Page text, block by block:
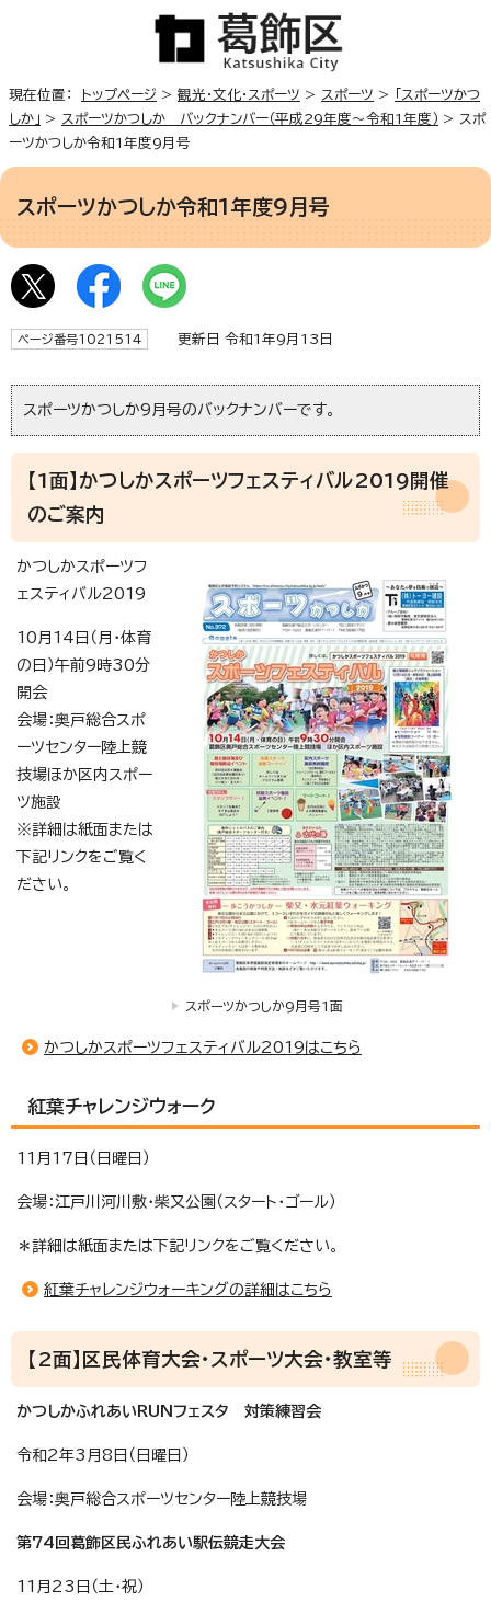
現在位置： トップページ > 観光・文化・スポーツ > スポーツ > 「スポーツかつ
しか」 > スポーツかつしか バックナンバー（平成29年度～令和1年度） > スポ
ーツかつしか令和1年度9月号
スポーツかつしか令和1年度9月号
ページ番号1021514 更新日 令和1年9月13日
スポーツかつしか9月号のバックナンバーです。
【1面】かつしかスポーツフェスティバル2019開催
のご案内
スポーツかつしか9月号1面
かつしかスポーツフ
ェスティバル2019
10月14日（月・体育
の日）午前9時30分
開会
会場：奥戸総合スポ
ーツセンター陸上競
技場ほか区内スポー
ツ施設
※詳細は紙面または
下記リンクをご覧く
ださい。
かつしかスポーツフェスティバル2019はこちら
紅葉チャレンジウォーク
11月17日（日曜日）
会場：江戸川河川敷・柴又公園（スタート・ゴール）
＊詳細は紙面または下記リンクをご覧ください。
紅葉チャレンジウォーキングの詳細はこちら
【2面】区民体育大会・スポーツ大会・教室等
かつしかふれあいRUNフェスタ 対策練習会
令和2年3月8日（日曜日）
会場：奥戸総合スポーツセンター陸上競技場
第74回葛飾区民ふれあい駅伝競走大会
11月23日（土・祝）